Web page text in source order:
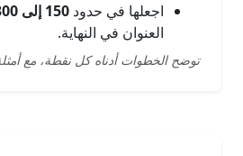
اجعلها في حدود 150 إلى 300 كلمة
العنوان في النهاية.
توضح الخطوات أدناه كل نقطة، مع